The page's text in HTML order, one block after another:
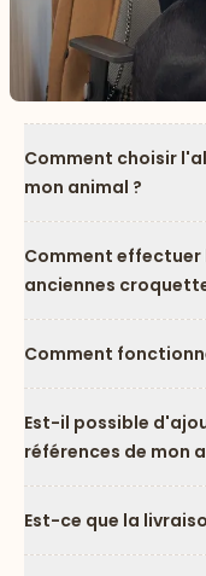
Comment choisir
mon animal ?
Comment
anciennes
Comment
Est-il possible
références de mon
Est-ce que la